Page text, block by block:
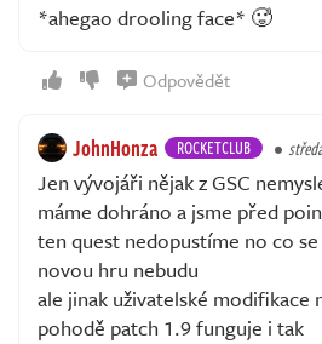
*ahegao drooling face* 🥵
Odpovědět
JohnHonza ROCKETCLUB
Jen vývojáři nějak z GSC
máme dohráno a jsme před
ten quest nedopustíme no co
novou hru nebudu
ale jinak uživatelské modifikace
pohodě patch 1.9 funguje i tak